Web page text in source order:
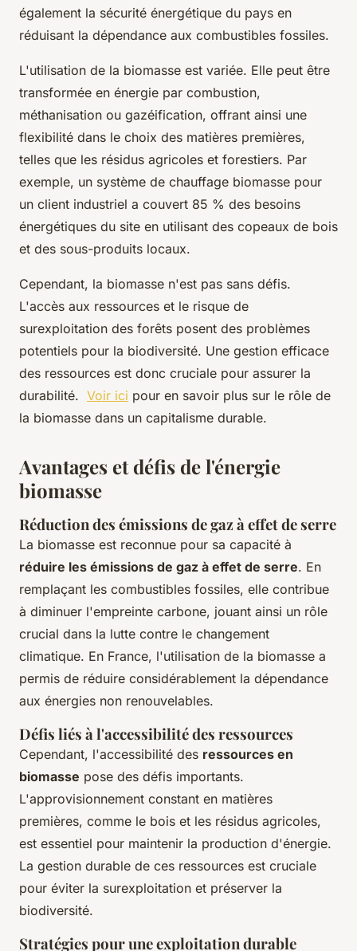
également la sécurité énergétique du pays en
réduisant la dépendance aux combustibles fossiles.
L'utilisation de la biomasse est variée. Elle peut être
transformée en énergie par combustion,
méthanisation ou gazéification, offrant ainsi une
flexibilité dans le choix des matières premières,
telles que les résidus agricoles et forestiers. Par
exemple, un système de chauffage biomasse pour
un client industriel a couvert 85 % des besoins
énergétiques du site en utilisant des copeaux de bois
et des sous-produits locaux.
Cependant, la biomasse n'est pas sans défis.
L'accès aux ressources et le risque de
surexploitation des forêts posent des problèmes
potentiels pour la biodiversité. Une gestion efficace
des ressources est donc cruciale pour assurer la
durabilité. Voir ici pour en savoir plus sur le rôle de
la biomasse dans un capitalisme durable.
Avantages et défis de l'énergie
biomasse
Réduction des émissions de gaz à effet de serre
La biomasse est reconnue pour sa capacité à
réduire les émissions de gaz à effet de serre. En
remplaçant les combustibles fossiles, elle contribue
à diminuer l'empreinte carbone, jouant ainsi un rôle
crucial dans la lutte contre le changement
climatique. En France, l'utilisation de la biomasse a
permis de réduire considérablement la dépendance
aux énergies non renouvelables.
Défis liés à l'accessibilité des ressources
Cependant, l'accessibilité des ressources en
biomasse pose des défis importants.
L'approvisionnement constant en matières
premières, comme le bois et les résidus agricoles,
est essentiel pour maintenir la production d'énergie.
La gestion durable de ces ressources est cruciale
pour éviter la surexploitation et préserver la
biodiversité.
Stratégies pour une exploitation durable